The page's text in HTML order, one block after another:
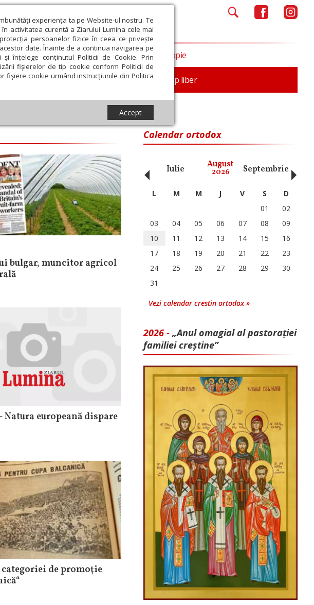
experiența ta pe Website-ul nostru. Te
activitatea curentă a Ziarului Lumina cele mai
persoanelor fizice în ceea ce privește
date. Înainte de a continua navigarea pe
înțelege conținutul Politicii de Cookie. Prin
fişierelor de tip cookie conform Politicii de
fişiere cookie urmând instrucțiunile din Politica
Accept
Societate
Religie și știință Familie Timp liber
Opinii Filantropie
bulgar, muncitor agricol
Natura europeană dispare
de promoţie
Calendar ortodox
Aprilie Mai Iunie Iulie August
2026 Septembrie
‹ L M M J V S
D
01
02
03
04 05 06 07 08
09
10
11 12 13 14 15
16
17
18 19 20 21 22
23
24
25 26 27 28 29
30
31
Vezi calendar crestin ortodox »
2026 - „Anul omagial al pastorației
familiei creștine”